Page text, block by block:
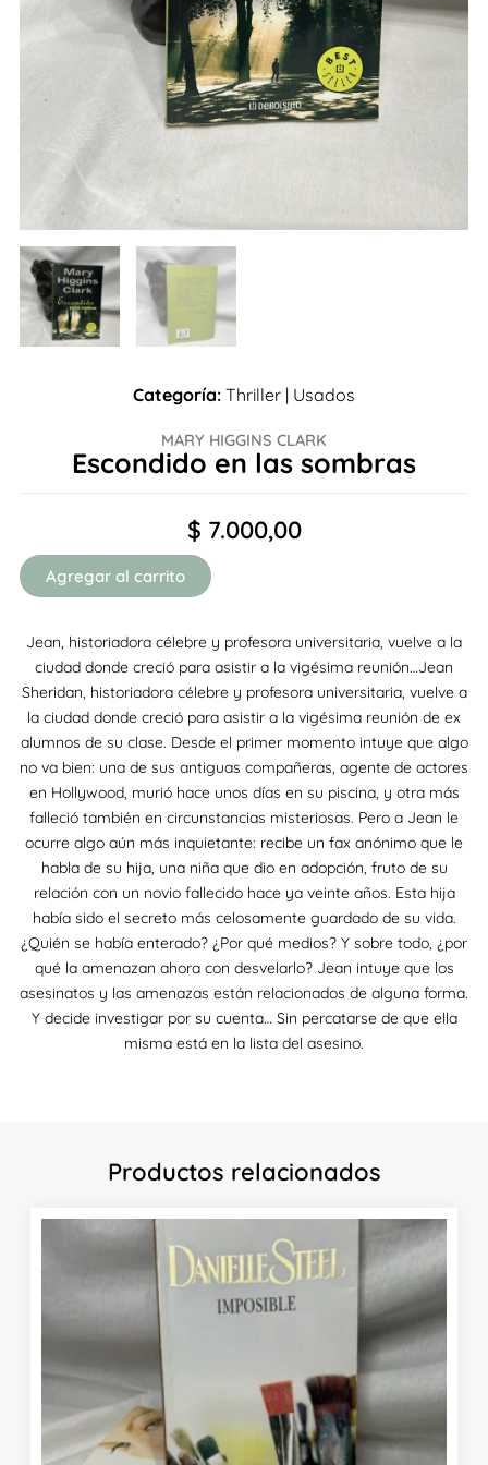
Categoría: Thriller | Usados
MARY HIGGINS CLARK
Escondido en las sombras
$ 7.000,00
Agregar al carrito
Jean, historiadora célebre y profesora universitaria, vuelve a la
ciudad donde creció para asistir a la vigésima reunión…Jean
Sheridan, historiadora célebre y profesora universitaria, vuelve a
la ciudad donde creció para asistir a la vigésima reunión de ex
alumnos de su clase. Desde el primer momento intuye que algo
no va bien: una de sus antiguas compañeras, agente de actores
en Hollywood, murió hace unos días en su piscina, y otra más
falleció también en circunstancias misteriosas. Pero a Jean le
ocurre algo aún más inquietante: recibe un fax anónimo que le
habla de su hija, una niña que dio en adopción, fruto de su
relación con un novio fallecido hace ya veinte años. Esta hija
había sido el secreto más celosamente guardado de su vida.
¿Quién se había enterado? ¿Por qué medios? Y sobre todo, ¿por
qué la amenazan ahora con desvelarlo? Jean intuye que los
asesinatos y las amenazas están relacionados de alguna forma.
Y decide investigar por su cuenta… Sin percatarse de que ella
misma está en la lista del asesino.
Productos relacionados